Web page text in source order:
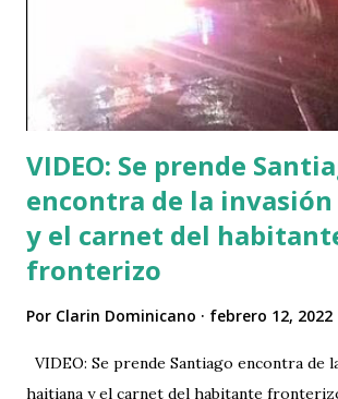
ilegales en el terriitorio dominicano es
gobierno i sus funsionarios hacen nada
crisis migratioria, por el contrario
inmigración haitiana hacia territorio
VIDEO: Se prende
encontra de la
y el carnet del
fronterizo
Por Clarin Dominicano febrero 12, 2022
VIDEO: Se prende Santiago encontra de
haitiana y el carnet del habitante